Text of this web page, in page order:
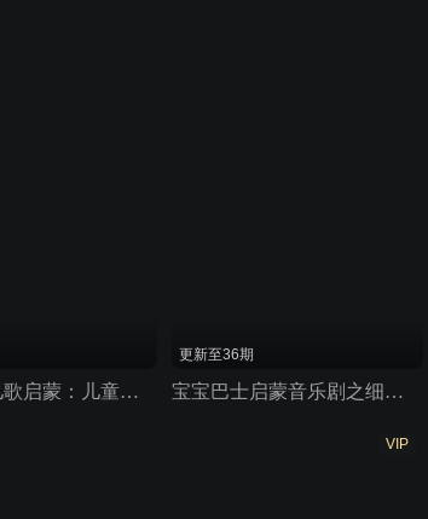
宝宝巴士儿歌启蒙：儿童身体保护
更新至36期
宝宝巴士启蒙音乐剧之细菌来了
VIP